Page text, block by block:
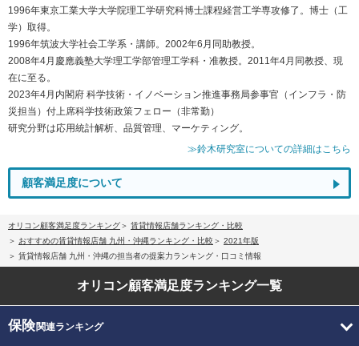
1996年東京工業大学大学院理工学研究科博士課程経営工学専攻修了。博士（工
学）取得。
1996年筑波大学社会工学系・講師。2002年6月同助教授。
2008年4月慶應義塾大学理工学部管理工学科・准教授。2011年4月同教授、現
在に至る。
2023年4月内閣府 科学技術・イノベーション推進事務局参事官（インフラ・防
災担当）付上席科学技術政策フェロー（非常勤）
研究分野は応用統計解析、品質管理、マーケティング。
≫鈴木研究室についての詳細はこちら
顧客満足度について
オリコン顧客満足度ランキング
賃貸情報店舗ランキング・比較
おすすめの賃貸情報店舗 九州・沖縄ランキング・比較
2021年版
賃貸情報店舗 九州・沖縄の担当者の提案力ランキング・口コミ情報
オリコン顧客満足度ランキング一覧
保険関連ランキング